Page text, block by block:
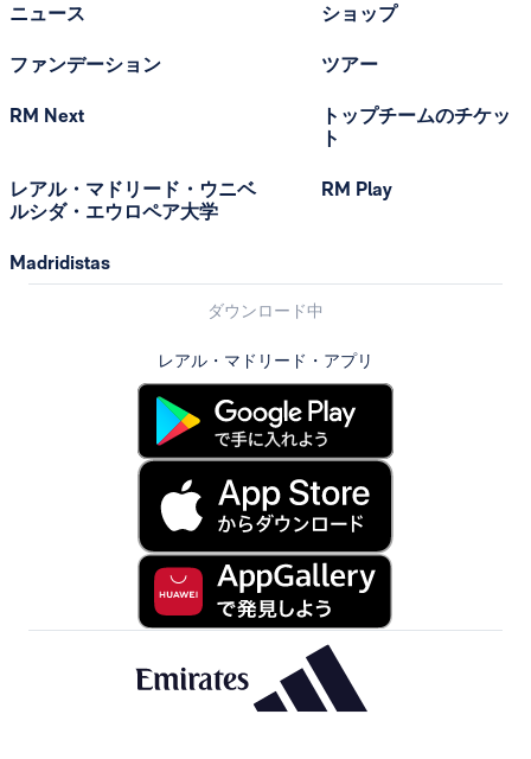
ニュース
ファンデーション
RM Next
レアル・マドリード・ウニベ
ルシダ・エウロペア大学
Madridistas
ショップ
ツアー
トップチームのチケッ
ト
RM Play
ダウンロード中
レアル・マドリード・アプリ